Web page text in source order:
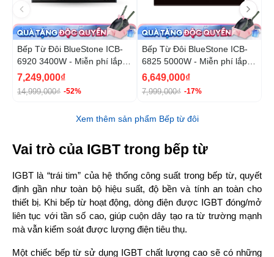
Bếp Từ Đôi BlueStone ICB-
6920 3400W - Miễn phí lắp
đặt, cắt đá
7,249,000₫
14,999,000₫ -52%
Bếp Từ Đôi BlueStone ICB-
6825 5000W - Miễn phí lắp
đặt, cắt đá
6,649,000₫
7,999,000₫ -17%
Xem thêm sản phẩm Bếp từ đôi
Vai trò của IGBT trong bếp từ
IGBT là “trái tim” của hệ thống công suất trong bếp từ, quyết
định gần như toàn bộ hiệu suất, độ bền và tính an toàn cho
thiết bị. Khi bếp từ hoạt động, dòng điện được IGBT đóng/mở
liên tục với tần số cao, giúp cuộn dây tạo ra từ trường mạnh
mà vẫn kiểm soát được lượng điện tiêu thụ.
Một chiếc bếp từ sử dụng IGBT chất lượng cao sẽ có những